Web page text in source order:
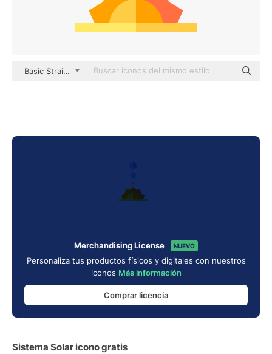
Basic Straight Flat
Merchandising License NUEVO
Personaliza tus productos físicos y digitales con nuestros
iconos Más información
Comprar licencia
Sistema Solar icono gratis